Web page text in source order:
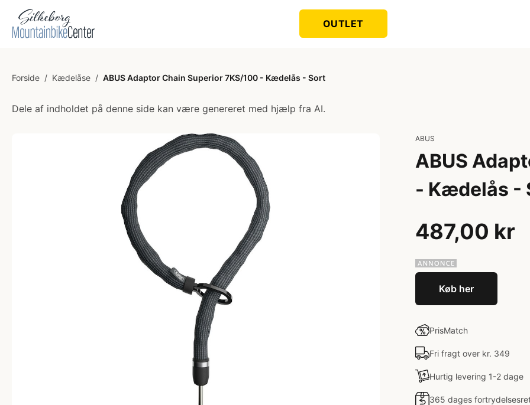
OUTLET
Forside / Kædelåse / ABUS Adaptor Chain Superior 7KS/100 - Kædelås - Sort
Dele af indholdet på denne side kan være genereret med hjælp fra AI.
ABUS
ABUS
- Kædelås -
487,00 kr
Køb her
PrisMatch
Fri fragt over kr. 349
Hurtig levering 1-2 dage
365 dages